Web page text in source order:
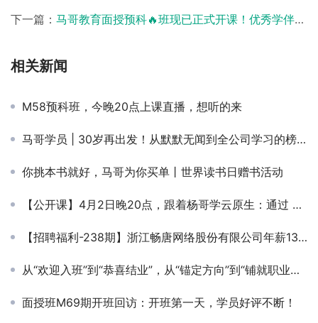
下一篇： 马哥教育面授预科🔥班现已正式开课！优秀学伴，携手共同成长。
相关新闻
M58预科班，今晚20点上课直播，想听的来
马哥学员 | 30岁再出发！从默默无闻到全公司学习的榜样！
你挑本书就好，马哥为你买单丨世界读书日赠书活动
【公开课】4月2日晚20点，跟着杨哥学云原生：通过 ACK 快速搭建魔方游戏！
【招聘福利-238期】浙江畅唐网络股份有限公司年薪13万招聘Linux维工程师
从“欢迎入班”到“恭喜结业”，从“锚定方向”到“铺就职业新篇章”，马哥教育全程匠心陪伴。
面授班M69期开班回访：开班第一天，学员好评不断！